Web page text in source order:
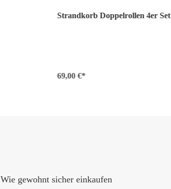
Strandkorb Doppelrollen 4er Set
69,00 €*
Wie gewohnt sicher einkaufen